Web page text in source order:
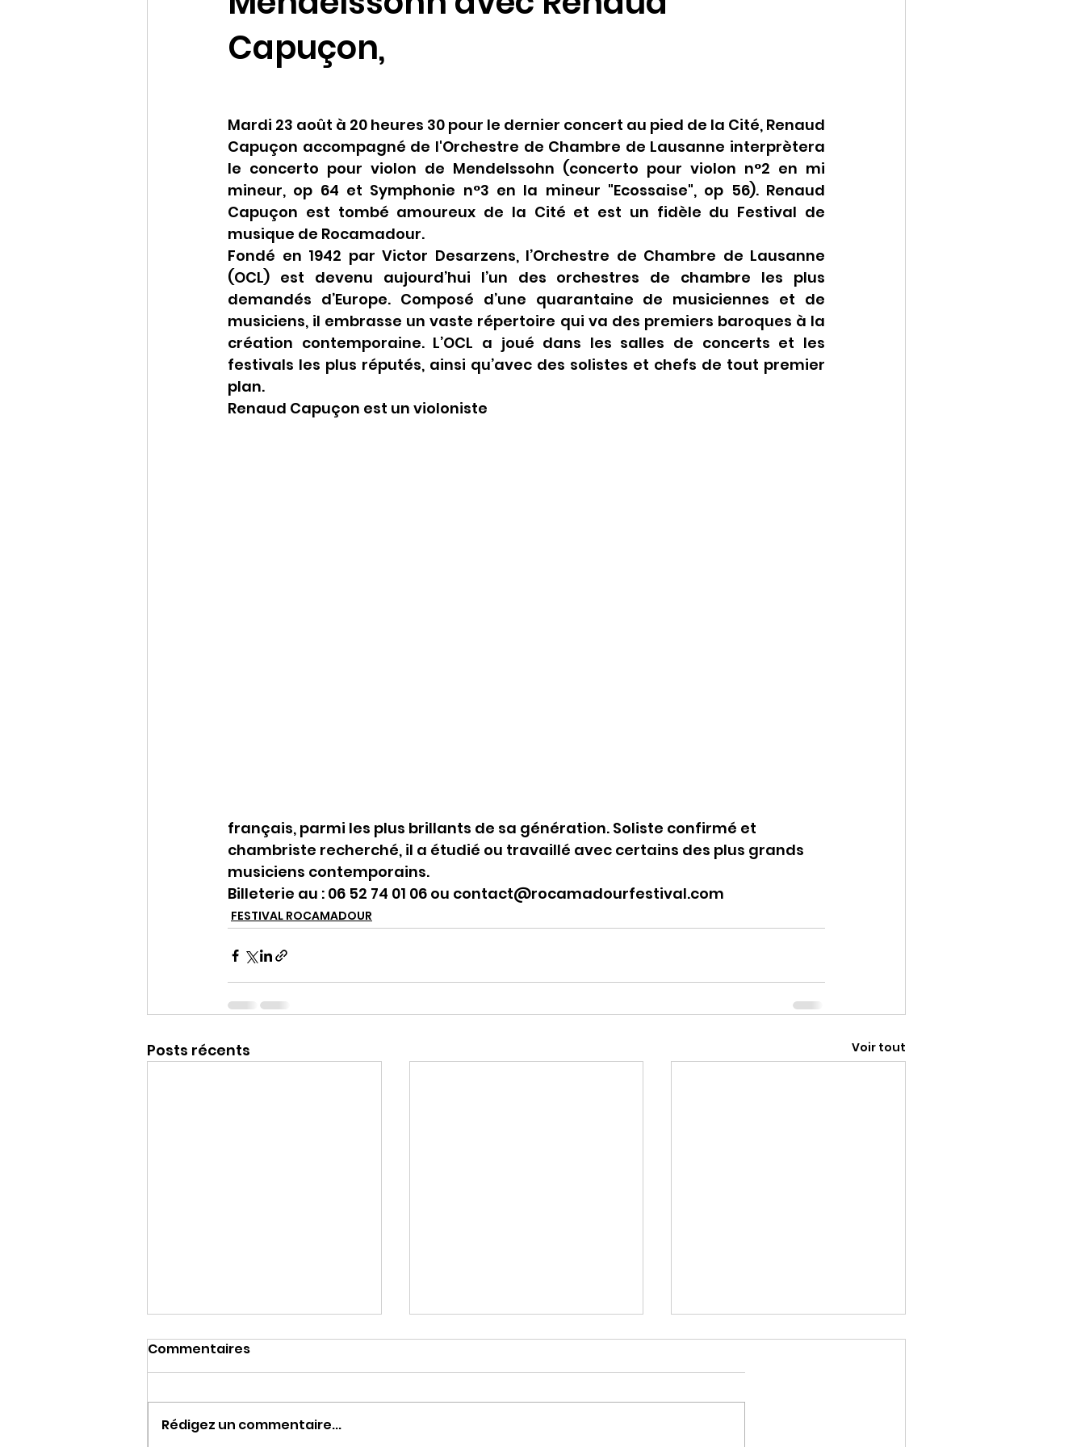
Capuçon,
Mardi 23 août à 20 heures 30 pour le dernier concert au pied de la Cité, Renaud
Capuçon accompagné de l'Orchestre de Chambre de Lausanne interprètera
le concerto pour violon de Mendelssohn (concerto pour violon n°2 en mi
mineur, op 64 et Symphonie n°3 en la mineur "Ecossaise", op 56). Renaud
Capuçon est tombé amoureux de la Cité et est un fidèle du Festival de
musique de Rocamadour.
Fondé en 1942 par Victor Desarzens, l’Orchestre de Chambre de Lausanne
(OCL) est devenu aujourd’hui l’un des orchestres de chambre les plus
demandés d’Europe. Composé d’une quarantaine de musiciennes et de
musiciens, il embrasse un vaste répertoire qui va des premiers baroques à la
création contemporaine. L’OCL a joué dans les salles de concerts et les
festivals les plus réputés, ainsi qu’avec des solistes et chefs de tout premier
plan.
Renaud Capuçon est un violoniste
français, parmi les plus brillants de sa génération. Soliste confirmé et
chambriste recherché, il a étudié ou travaillé avec certains des plus grands
musiciens contemporains.
Billeterie au : 06 52 74 01 06 ou contact@rocamadourfestival.com
FESTIVAL ROCAMADOUR
Posts récents Voir tout
Commentaires
Rédigez un commentaire...